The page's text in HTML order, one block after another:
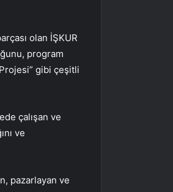
olan İŞKUR
program
gibi çeşitli
çalışan ve
ve
pazarlayan ve